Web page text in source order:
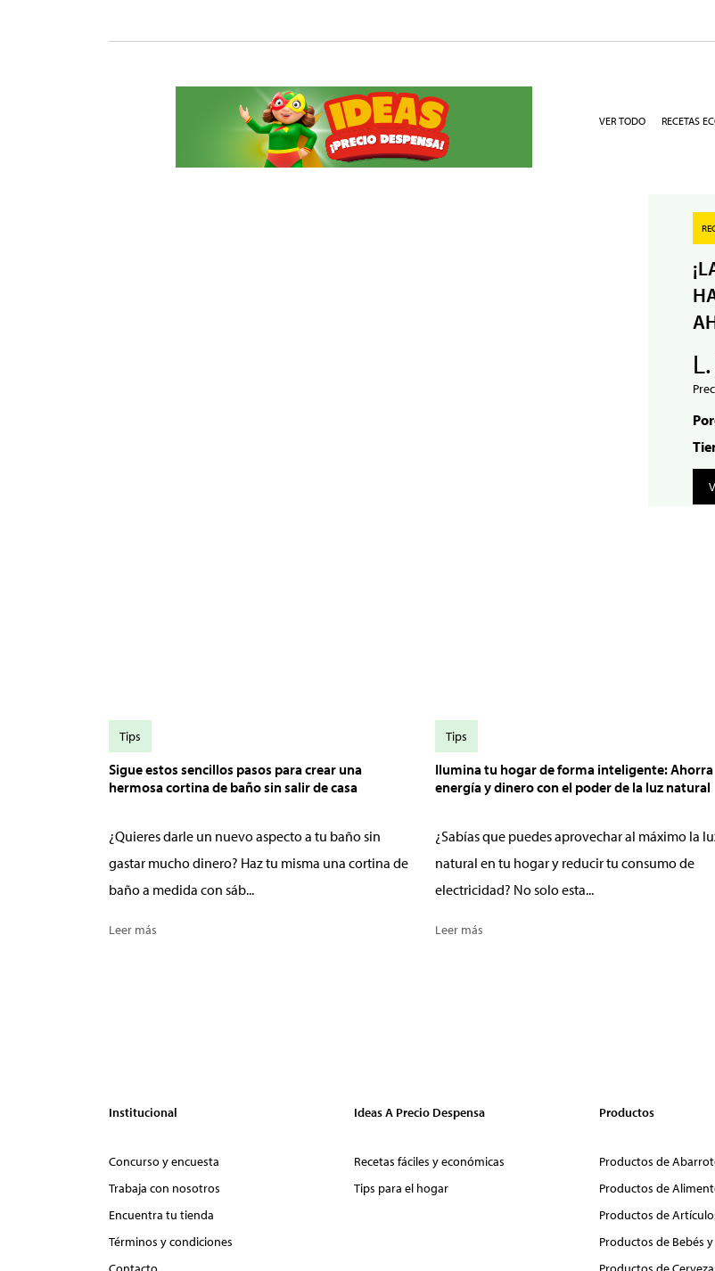
VER TODO RECETAS
Sigue estos sencillos pasos para crear una
hermosa cortina de baño sin salir de casa
¿Quieres darle un nuevo aspecto a tu baño sin
gastar mucho dinero? Haz tu misma una cortina de
baño a medida con sáb...
Leer más
Tips
Ilumina tu hogar de forma inteligente: Ahorra
energía y dinero con el poder de la luz natural
¿Sabías que puedes aprovechar al máximo la
natural en tu hogar y reducir tu consumo de
electricidad? No solo esta...
Leer más
Tips
Institucional
Concurso y encuesta
Trabaja con nosotros
Encuentra tu tienda
Términos y condiciones
Ideas A Precio Despensa
Recetas fáciles y económicas
Tips para el hogar
Productos
Productos de
Productos de
Productos de
Productos de Bebés